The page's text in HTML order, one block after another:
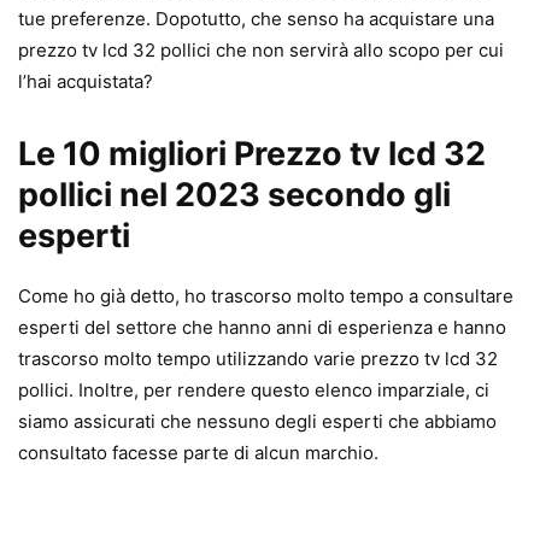
tue preferenze. Dopotutto, che senso ha acquistare una
prezzo tv lcd 32 pollici che non servirà allo scopo per cui
l’hai acquistata?
Le 10 migliori Prezzo tv lcd 32
pollici nel 2023 secondo gli
esperti
Come ho già detto, ho trascorso molto tempo a consultare
esperti del settore che hanno anni di esperienza e hanno
trascorso molto tempo utilizzando varie prezzo tv lcd 32
pollici. Inoltre, per rendere questo elenco imparziale, ci
siamo assicurati che nessuno degli esperti che abbiamo
consultato facesse parte di alcun marchio.